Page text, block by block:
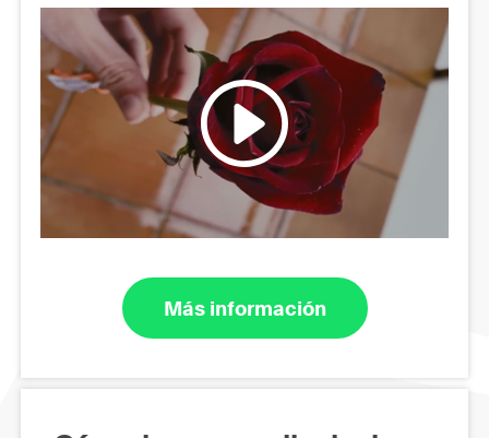
Más información